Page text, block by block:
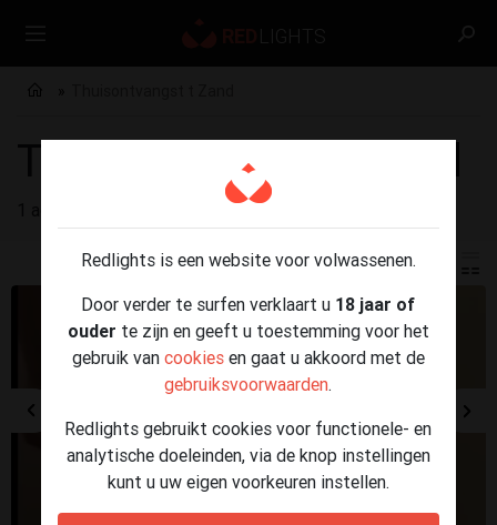
Redlights is een website voor volwassenen.
Door verder te surfen verklaart u 18 jaar of
ouder te zijn en geeft u toestemming voor het
gebruik van cookiesen gaat u akkoord met de
gebruiksvoorwaarden.
Redlights gebruikt cookies voor functionele- en
analytische doeleinden, via de knop instellingen
kunt u uw eigen voorkeuren instellen.
Thuisontvangst t Zand
1 advertenties gevonden voor Thuisontvangst t Zand